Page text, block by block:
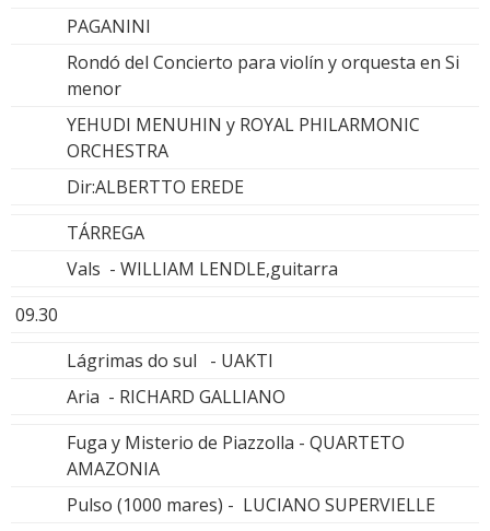
PAGANINI
Rondó del Concierto para violín y orquesta en Si
menor
YEHUDI MENUHIN y ROYAL PHILARMONIC
ORCHESTRA
Dir:ALBERTTO EREDE
TÁRREGA
Vals - WILLIAM LENDLE,guitarra
09.30
Lágrimas do sul - UAKTI
Aria - RICHARD GALLIANO
Fuga y Misterio de Piazzolla - QUARTETO
AMAZONIA
Pulso (1000 mares) - LUCIANO SUPERVIELLE